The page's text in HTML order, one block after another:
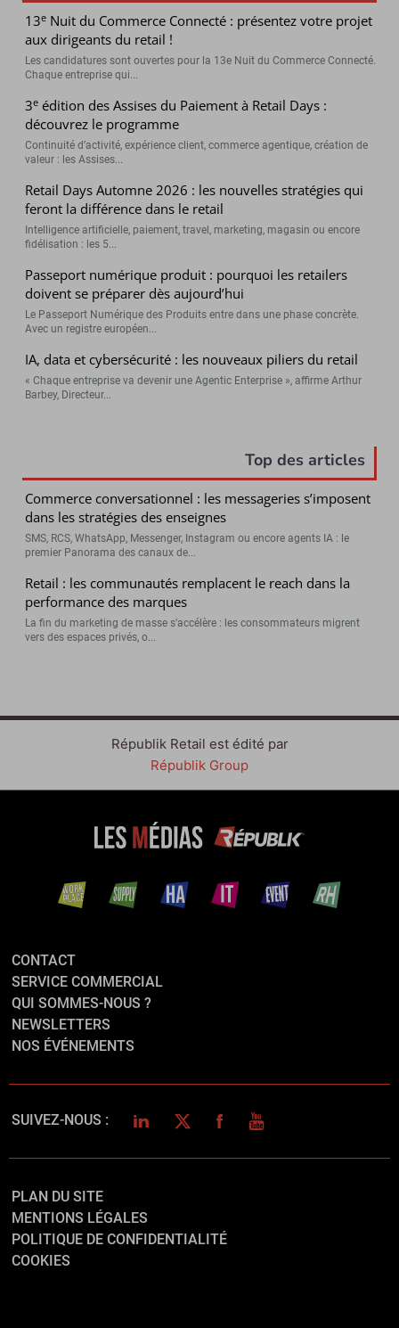
13e Nuit du Commerce Connecté : présentez votre projet
aux dirigeants du retail !
Les candidatures sont ouvertes pour la 13e Nuit du Commerce Connecté.
Chaque entreprise qui...
3e édition des Assises du Paiement à Retail Days :
découvrez le programme
Continuité d’activité, expérience client, commerce agentique, création de
valeur : les Assises...
Retail Days Automne 2026 : les nouvelles stratégies qui
feront la différence dans le retail
Intelligence artificielle, paiement, travel, marketing, magasin ou encore
fidélisation : les 5...
Passeport numérique produit : pourquoi les retailers
doivent se préparer dès aujourd’hui
Le Passeport Numérique des Produits entre dans une phase concrète.
Avec un registre européen...
IA, data et cybersécurité : les nouveaux piliers du retail
« Chaque entreprise va devenir une Agentic Enterprise », affirme Arthur
Barbey, Directeur...
Top des articles
Commerce conversationnel : les messageries s’imposent
dans les stratégies des enseignes
SMS, RCS, WhatsApp, Messenger, Instagram ou encore agents IA : le
premier Panorama des canaux de...
Retail : les communautés remplacent le reach dans la
performance des marques
La fin du marketing de masse s’accélère : les consommateurs migrent
vers des espaces privés, o...
Républik Retail est édité par
Républik Group
CONTACT
SERVICE COMMERCIAL
QUI SOMMES-NOUS ?
NEWSLETTERS
NOS ÉVÉNEMENTS
SUIVEZ-NOUS : LINKEDINTWITTERFACEBOOK
YOUTUBE
PLAN DU SITE
MENTIONS LÉGALES
POLITIQUE DE CONFIDENTIALITÉ
COOKIES